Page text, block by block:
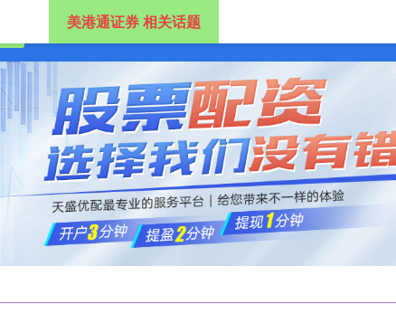
美港通证券 实盘配资官网
美港通证券 相关话题